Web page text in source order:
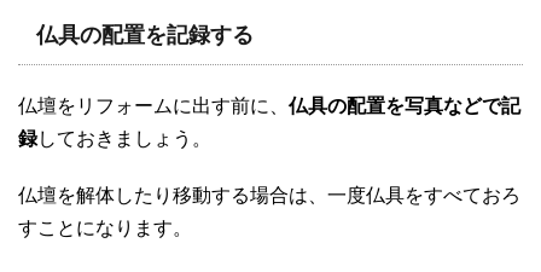
仏具の配置を記録する
仏壇をリフォームに出す前に、 仏具の配置を写真などで記
録しておきましょう。
仏壇を解体したり移動する場合は、一度仏具をすべておろ
すことになります。